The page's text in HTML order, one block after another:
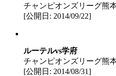
チャンピオンズリーグ熊
[公開日: 2014/09/22]
ルーテルvs学府
チャンピオンズリーグ熊
[公開日: 2014/08/31]